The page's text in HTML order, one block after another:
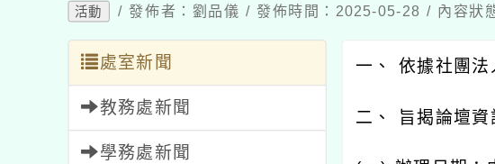
活動 / 發佈者：劉品儀 / 發佈時間：2025-05-28 / 內容狀
處室新聞
教務處新聞
學務處新聞
一、 依據社團
二、 旨揭論壇資